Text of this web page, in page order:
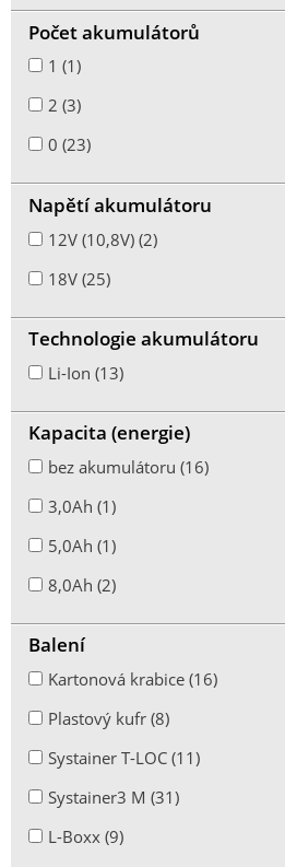
1.200W (2)
1.300W (1)
1.400W (3)
2.000W (2)
2.200W (2)
2.300W (2)
2.600W (3)
Počet akumulátorů
1 (1)
2 (3)
0 (23)
Napětí akumulátoru
12V (10,8V) (2)
18V (25)
Technologie akumulátoru
Li-Ion (13)
Kapacita (energie)
bez akumulátoru (16)
3,0Ah (1)
5,0Ah (1)
8,0Ah (2)
Balení
Kartonová krabice (16)
Plastový kufr (8)
Systainer T-LOC (11)
Systainer3 M (31)
L-Boxx (9)